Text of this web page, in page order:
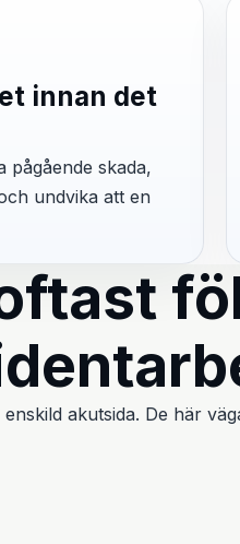
innan det
pågående skada,
undvika att en
akutsida. De här